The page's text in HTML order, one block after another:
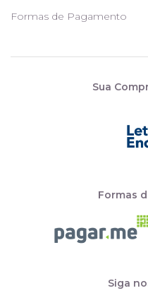
Formas de Pagamento
Sua
Formas
Siga